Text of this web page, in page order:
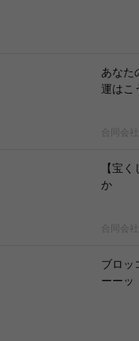
あなた
運はこ
合同会
【宝
か
合同会
ブロッ
ーーッ